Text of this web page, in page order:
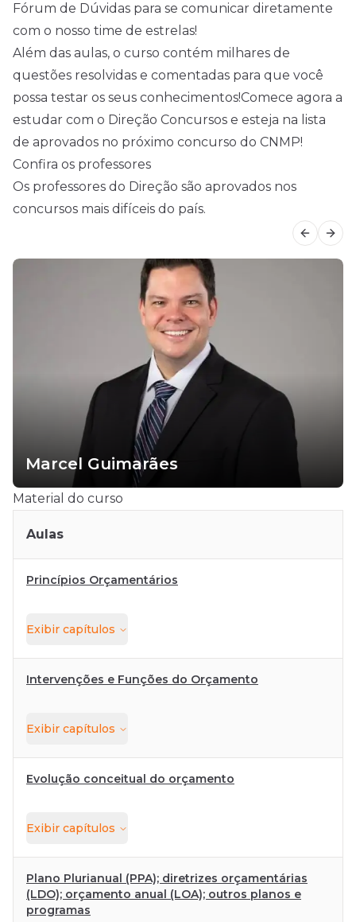
Fórum de Dúvidas para se comunicar diretamente
com o nosso time de estrelas!
Além das aulas, o curso contém milhares de
questões resolvidas e comentadas para que você
possa testar os seus conhecimentos!Comece agora a
estudar com o Direção Concursos e esteja na lista
de aprovados no próximo concurso do CNMP!
Confira os professores
Os professores do Direção são aprovados nos
concursos mais difíceis do país.
Marcel Guimarães
Material do curso
Aulas
Princípios Orçamentários
Exibir capítulos
Intervenções e Funções do Orçamento
Exibir capítulos
Evolução conceitual do orçamento
Exibir capítulos
Plano Plurianual (PPA); diretrizes orçamentárias
(LDO); orçamento anual (LOA); outros planos e
programas